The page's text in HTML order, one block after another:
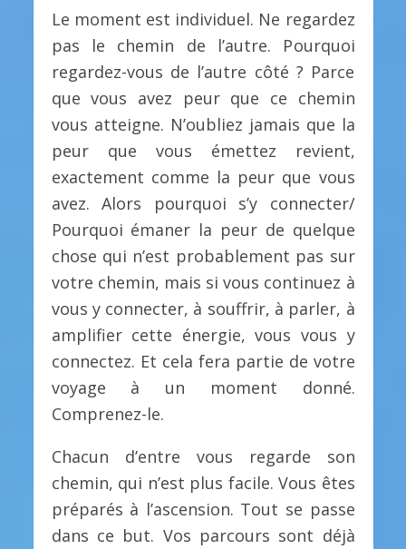
Le moment est individuel. Ne regardez
pas le chemin de l’autre. Pourquoi
regardez-vous de l’autre côté ? Parce
que vous avez peur que ce chemin
vous atteigne. N’oubliez jamais que la
peur que vous émettez revient,
exactement comme la peur que vous
avez. Alors pourquoi s’y connecter/
Pourquoi émaner la peur de quelque
chose qui n’est probablement pas sur
votre chemin, mais si vous continuez à
vous y connecter, à souffrir, à parler, à
amplifier cette énergie, vous vous y
connectez. Et cela fera partie de votre
voyage à un moment donné.
Comprenez-le.
Chacun d’entre vous regarde son
chemin, qui n’est plus facile. Vous êtes
préparés à l’ascension. Tout se passe
dans ce but. Vos parcours sont déjà